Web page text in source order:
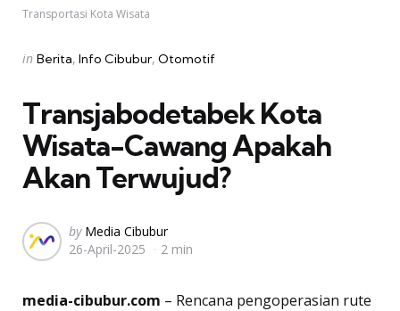
Transportasi Kota Wisata
Categories
Posted
in Berita Info Cibubur Otomotif
Transjabodetabek Kota
Wisata-Cawang Apakah
Akan Terwujud?
Posted
by
by Media Cibubur
26-April-2025
2 min
media-cibubur.com – Rencana pengoperasian rute